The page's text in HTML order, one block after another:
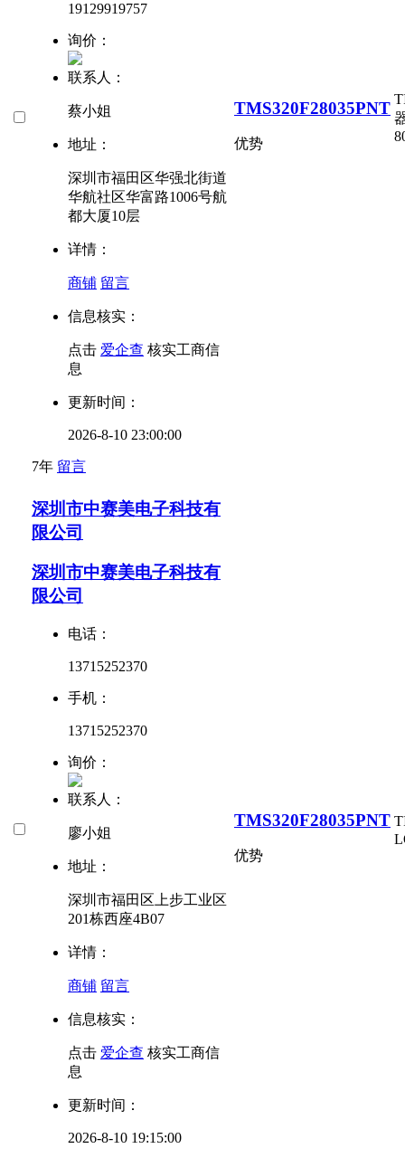
19129919757
询价：
联系人：
蔡小姐
地址：
深圳市福田区华强北街道
华航社区华富路1006号航
都大厦10层
详情：
商铺 留言
信息核实：
点击 爱企查 核实工商信
息
更新时间：
2026-8-10 23:00:00
7年 留言
TMS320F28035PNT
优势
深圳市中赛美电子科技有
限公司
深圳市中赛美电子科技有
限公司
电话：
13715252370
手机：
13715252370
询价：
联系人：
廖小姐
地址：
深圳市福田区上步工业区
201栋西座4B07
详情：
商铺 留言
信息核实：
点击 爱企查 核实工商信
息
更新时间：
2026-8-10 19:15:00
TMS320F28035PNT
优势